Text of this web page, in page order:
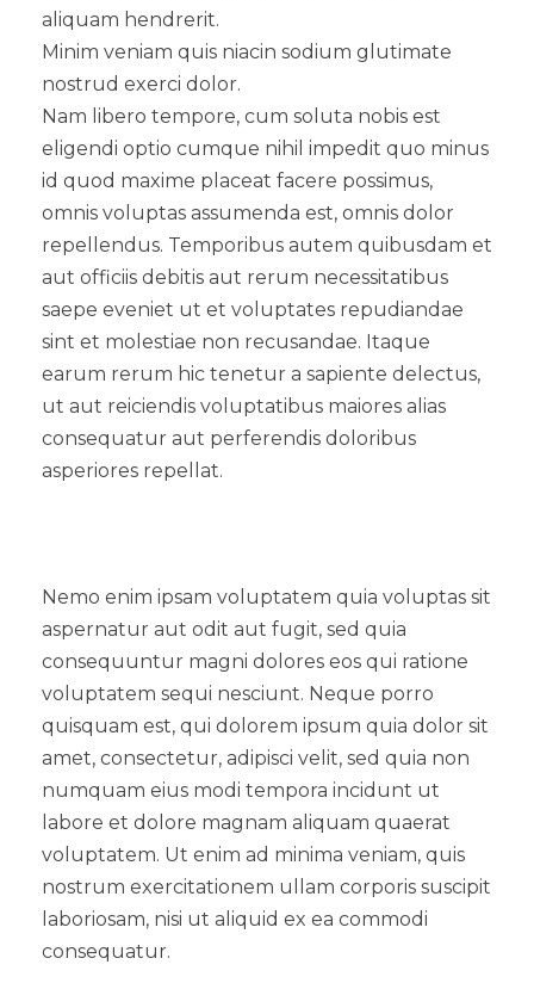
aliquam hendrerit.
Minim veniam quis niacin sodium glutimate
nostrud exerci dolor.
Nam libero tempore, cum soluta nobis est
eligendi optio cumque nihil impedit quo minus
id quod maxime placeat facere possimus,
omnis voluptas assumenda est, omnis dolor
repellendus. Temporibus autem quibusdam et
aut officiis debitis aut rerum necessitatibus
saepe eveniet ut et voluptates repudiandae
sint et molestiae non recusandae. Itaque
earum rerum hic tenetur a sapiente delectus,
ut aut reiciendis voluptatibus maiores alias
consequatur aut perferendis doloribus
asperiores repellat.
Nemo enim ipsam voluptatem quia voluptas sit
aspernatur aut odit aut fugit, sed quia
consequuntur magni dolores eos qui ratione
voluptatem sequi nesciunt. Neque porro
quisquam est, qui dolorem ipsum quia dolor sit
amet, consectetur, adipisci velit, sed quia non
numquam eius modi tempora incidunt ut
labore et dolore magnam aliquam quaerat
voluptatem. Ut enim ad minima veniam, quis
nostrum exercitationem ullam corporis suscipit
laboriosam, nisi ut aliquid ex ea commodi
consequatur.